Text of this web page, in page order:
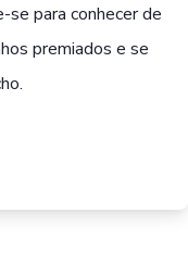
se para conhecer de
premiados e se